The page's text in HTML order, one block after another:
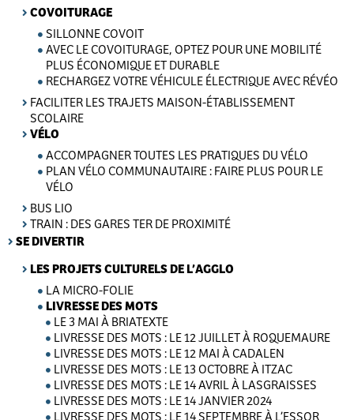
COVOITURAGE
SILLONNE COVOIT
AVEC LE COVOITURAGE, OPTEZ POUR UNE MOBILITÉ
PLUS ÉCONOMIQUE ET DURABLE
RECHARGEZ VOTRE VÉHICULE ÉLECTRIQUE AVEC RÉVÉO
FACILITER LES TRAJETS MAISON-ÉTABLISSEMENT
SCOLAIRE
VÉLO
ACCOMPAGNER TOUTES LES PRATIQUES DU VÉLO
PLAN VÉLO COMMUNAUTAIRE : FAIRE PLUS POUR LE
VÉLO
BUS LIO
TRAIN : DES GARES TER DE PROXIMITÉ
SE DIVERTIR
LES PROJETS CULTURELS DE L’AGGLO
LA MICRO-FOLIE
LIVRESSE DES MOTS
LE 3 MAI À BRIATEXTE
LIVRESSE DES MOTS : LE 12 JUILLET À ROQUEMAURE
LIVRESSE DES MOTS : LE 12 MAI À CADALEN
LIVRESSE DES MOTS : LE 13 OCTOBRE À ITZAC
LIVRESSE DES MOTS : LE 14 AVRIL À LASGRAISSES
LIVRESSE DES MOTS : LE 14 JANVIER 2024
LIVRESSE DES MOTS : LE 14 SEPTEMBRE À L’ESSOR